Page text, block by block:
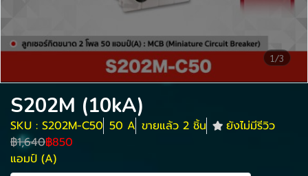
1/3
S202M (10kA)
SKU : S202M-C50 50 A ขายแล้ว 2 ชิ้น
ยังไม่มีรีวิว
฿1,640฿850
แอมป์ (A)